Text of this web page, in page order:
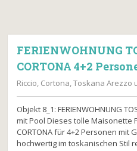
FERIENWOHNUNG
CORTONA 4+2
Riccio, Cortona, Toskana Arezzo
Objekt 8_1: FERIENWOHNUNG
mit Pool Dieses tolle Maisonette
CORTONA für 4+2 Personen mit
hochwertig im toskanischen Stil